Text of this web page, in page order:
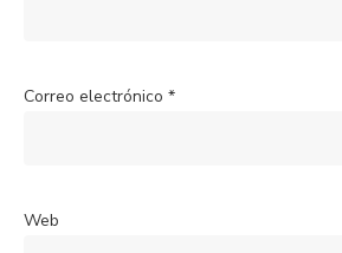
Correo electrónico *
Web